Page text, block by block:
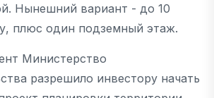
Нынешний вариант - до 10
плюс один подземный этаж.
Министерство
разрешило инвестору начать